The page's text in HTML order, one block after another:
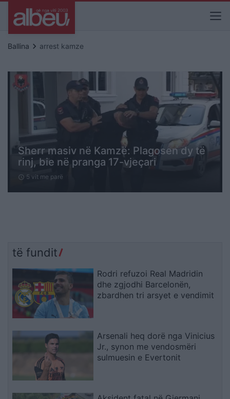
Ballina keyboard_arrow_right arrest kamze
Sherr masiv në Kamzë: Plagosen dy të
rinj, bie në pranga 17-vjeçari
schedule 5 vit me parë
të fundit
Rodri refuzoi Real Madridin
dhe zgjodhi Barcelonën,
zbardhen tri arsyet e vendimit
Arsenali heq dorë nga Vinicius
Jr., synon me vendosmëri
sulmuesin e Evertonit